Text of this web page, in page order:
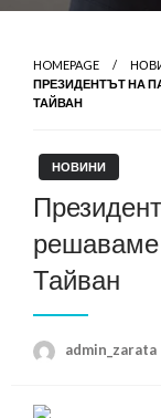
HOMEPAGE
ПРЕЗИДЕНТЪТ НА
ТАЙВАН
НОВИНИ
решаваме
Тайван
admin_zarata